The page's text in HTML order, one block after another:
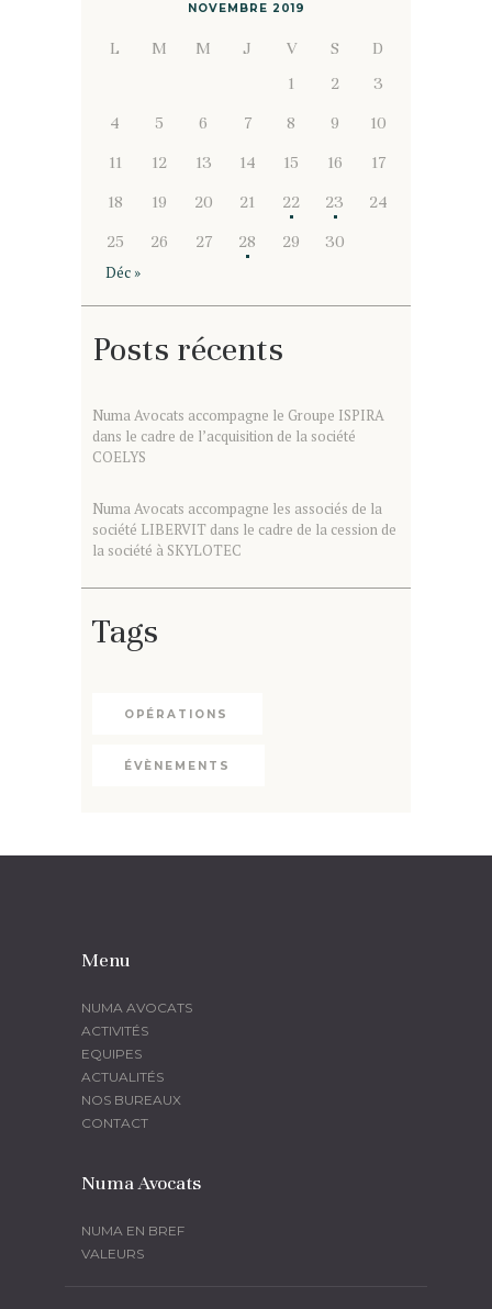
NOVEMBRE 2019
L M M J V S
D
1
2
3
4
5 6 7 8 9
10
11
12 13 14 15 16
17
18
19 20 21 22 23
24
25
26 27 28 29
30
Déc »
Posts récents
Numa Avocats accompagne le Groupe ISPIRA
dans le cadre de l’acquisition de la société
COELYS
Numa Avocats accompagne les associés de la
société LIBERVIT dans le cadre de la cession de
la société à SKYLOTEC
Tags
OPÉRATIONS
ÉVÈNEMENTS
Menu
NUMA AVOCATS
ACTIVITÉS
EQUIPES
ACTUALITÉS
NOS BUREAUX
CONTACT
Numa Avocats
NUMA EN BREF
VALEURS